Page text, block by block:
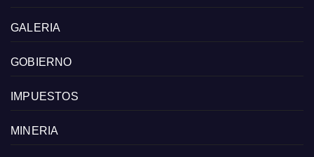
GALERIA
GOBIERNO
IMPUESTOS
MINERIA